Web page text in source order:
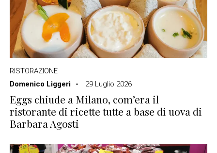
RISTORAZIONE
Domenico Liggeri
29 Luglio 2026
Eggs chiude a Milano, com’era il
ristorante di ricette tutte a base di uova di
Barbara Agosti